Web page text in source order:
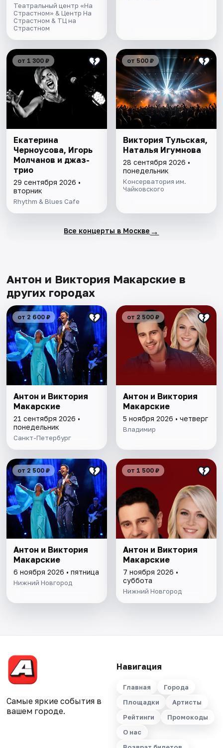
Театральный центр «На
Страстном» & Центр На
Страстном & ТЦ на
Страстном
от 1 300 ₽
Екатерина
Черноусова, Игорь
Молчанов и джаз-
трио
29 сентября 2026 •
вторник
Rhythm & Blues Cafe
от 500 ₽
Виктория Тульская,
Наталья Игумнова
28 сентября 2026 •
понедельник
Консерватория им.
Чайковского
Все концерты в Москве →
Антон и Виктория Макарские в
других городах
от 2 600 ₽
Антон и Виктория
Макарские
21 сентября 2026 •
понедельник
Санкт-Петербург
от 2 500 ₽
Антон и Виктория
Макарские
5 ноября 2026 • четверг
Владимир
от 2 500 ₽
Антон и Виктория
Макарские
6 ноября 2026 • пятница
Нижний Новгород
от 1 500 ₽
Антон и Виктория
Макарские
7 ноября 2026 •
суббота
Нижний Новгород
Самые яркие события в
вашем городе.
Навигация
Главная
Города
Площадки
Артисты
Рейтинги
Промокоды
О нас